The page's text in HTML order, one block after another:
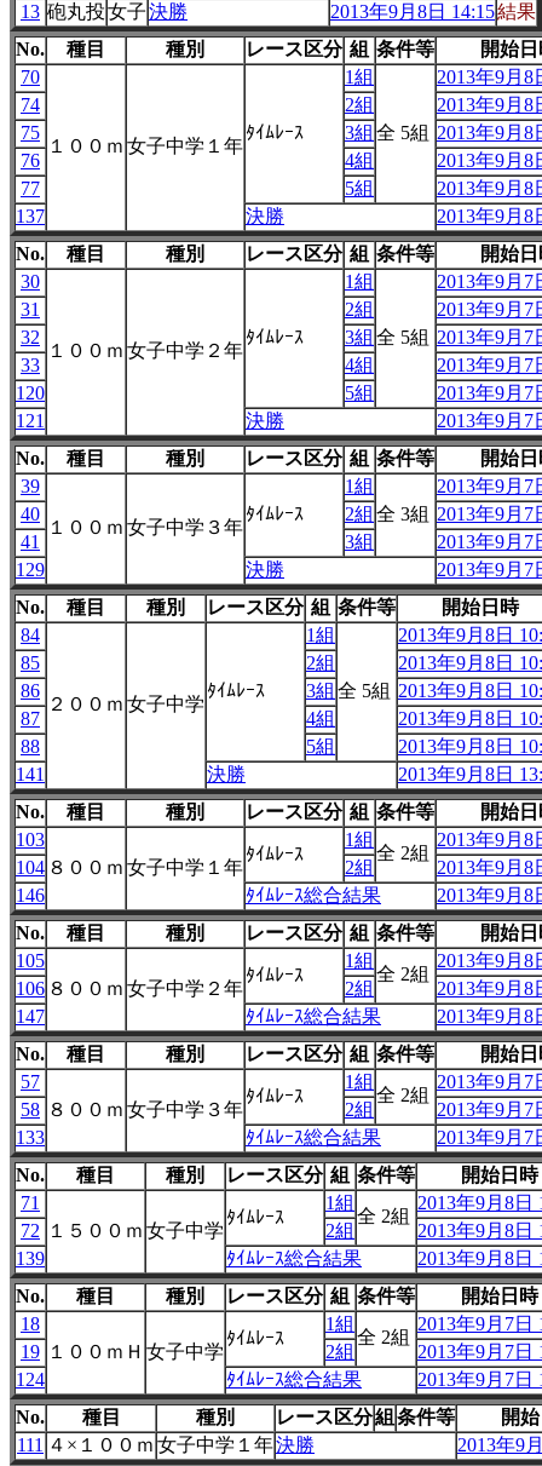
13 砲丸投女子決勝 2013年9月8日 14:15結果
No.
種目 種別 レース区分 組 条件等
開始
70
１００ｍ 女子中学１年
ﾀｲﾑﾚｰｽ
1組
全 5組
2013年9月8
74
2組
2013年9月8
75
3組
2013年9月8
76
4組
2013年9月8
77
5組
2013年9月8
137
決勝
2013年9月8
No.
種目 種別 レース区分 組 条件等
開始
30
１００ｍ 女子中学２年
ﾀｲﾑﾚｰｽ
1組
全 5組
2013年9月7
31
2組
2013年9月7
32
3組
2013年9月7
33
4組
2013年9月7
120
5組
2013年9月7
121
決勝
2013年9月7
No.
種目 種別 レース区分 組 条件等
開始
39
１００ｍ 女子中学３年
ﾀｲﾑﾚｰｽ
1組
全 3組
2013年9月7
40
2組
2013年9月7
41
3組
2013年9月7
129
決勝
2013年9月7
No.
種目 種別 レース区分 組 条件等
開始日時
84
２００ｍ 女子中学
ﾀｲﾑﾚｰｽ
1組
全 5組
2013年9月8日
85
2組
2013年9月8日
86
3組
2013年9月8日
87
4組
2013年9月8日
88
5組
2013年9月8日
141
決勝
2013年9月8日
No.
種目 種別 レース区分 組 条件等
開始
103
８００ｍ 女子中学１年
ﾀｲﾑﾚｰｽ
1組
全 2組
2013年9月8
104
2組
2013年9月8
146
ﾀｲﾑﾚｰｽ総合結果
2013年9月8
No.
種目 種別 レース区分 組 条件等
開始
105
８００ｍ 女子中学２年
ﾀｲﾑﾚｰｽ
1組
全 2組
2013年9月8
106
2組
2013年9月8
147
ﾀｲﾑﾚｰｽ総合結果
2013年9月8
No.
種目 種別 レース区分 組 条件等
開始
57
８００ｍ 女子中学３年
ﾀｲﾑﾚｰｽ
1組
全 2組
2013年9月7
58
2組
2013年9月7
133
ﾀｲﾑﾚｰｽ総合結果
2013年9月7
No.
種目 種別 レース区分 組 条件等
開始日時
71
１５００ｍ 女子中学
ﾀｲﾑﾚｰｽ
1組
全 2組
2013年9月8日
72
2組
2013年9月8日
139
ﾀｲﾑﾚｰｽ総合結果
2013年9月8日
No.
種目 種別 レース区分 組 条件等
開始日時
18
１００ｍＨ 女子中学
ﾀｲﾑﾚｰｽ
1組
全 2組
2013年9月7日
19
2組
2013年9月7日
124
ﾀｲﾑﾚｰｽ総合結果
2013年9月7日
No.
種目 種別 レース区分組 条件等
開
111 ４×１００ｍ 女子中学１年決勝
2013年9